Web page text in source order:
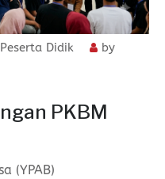
Didik
by
PKBM
(YPAB)